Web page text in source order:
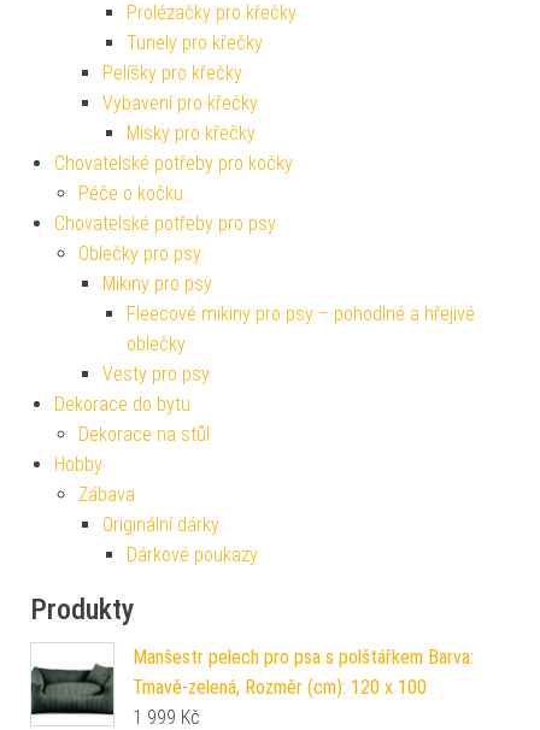
Prolézačky pro křečky
Tunely pro křečky
Pelíšky pro křečky
Vybavení pro křečky
Misky pro křečky
Chovatelské potřeby pro kočky
Péče o kočku
Chovatelské potřeby pro psy
Oblečky pro psy
Mikiny pro psy
Fleecové mikiny pro psy – pohodlné a hřejivé
oblečky
Vesty pro psy
Dekorace do bytu
Dekorace na stůl
Hobby
Zábava
Originální dárky
Dárkové poukazy
Produkty
Manšestr pelech pro psa s polštářkem Barva:
Tmavě-zelená, Rozměr (cm): 120 x 100
1 999 Kč